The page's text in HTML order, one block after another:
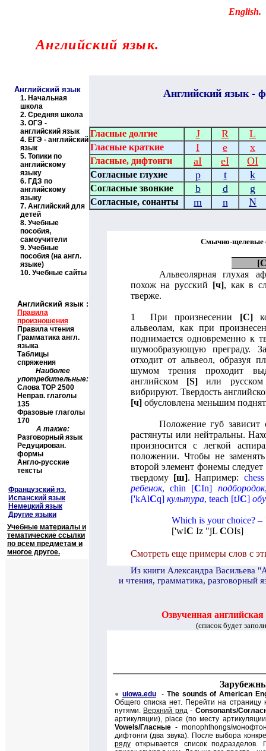
English.
Английский язык.
Английский язык
1. Начальная
школа
2. Средняя школа
3. ОГЭ -
английский язык
4. ЕГЭ - английский
язык
5. Топики по
английскому
языку
6. ГДЗ по
английскому
языку
7. Английский для
детей
8. Учебные
пособия,
самоучители
9. Учебные
пособия (на англ.
языке)
10. Учебные сайты
Английскийязык -
Гласные долгие J R L
Гласные краткие I e x
Гласные, дифтонги aI eI OI
Согласные глухие p t k
Согласные звонкие b d g
Согласные, сонанты m n N
Смычно-щелевые
[
Альвеолярная глухая
похож на русский [ч], как в
тверже.
1 При произнесении [C]
альвеолам, как при
поднимается одновременно к
шумообразующую преграду.
отходит от альвеол, образуя
шумом трения проходит
английском [S]или
вибрируют. Твердость
[ч]обусловлена меньшим
Положение губ зависит
растянуты или нейтральны.
произносится с легкой
положении. Чтобы не
второй элемент фонемы
твердому [ш]. Например: chess
ребенок, chin [CIn] подбородок
['kAlCq] культура, teach [tJC]
Which is your choice? –
['wIC Iz "jL COIs]
Смотреть еще примеры слов с
Из книги Александра Васильева
и чтения, грамматика, разговорный
Озвученная
(список будет
● uiowa.edu- The sounds of American
Общего списка нет. Перейти на страницу
путями. Верхний ряд- Consonants/
артикуляции), place (по месту
Vowels/Гласные-monophthongs/
дифтонги (два звука). После выбора
рядуоткрывается список подразделов.
Английский язык :
Правила
произношения
Правила чтения
Грамматика англ.
языка
Таблицы
спряжения
Наиболее
употребительные:
Слова TOP 2500
Неправ. глаголы
135
Фразовые глаголы
170
А также:
Разговорный язык
Редуцирован.
формы
Англо-русские
тексты
Французский яз.
Испанский язык
Немецкий язык
Другие языки
Учебные материалы и
тематические ссылки
по всем предметам и
многое другое.